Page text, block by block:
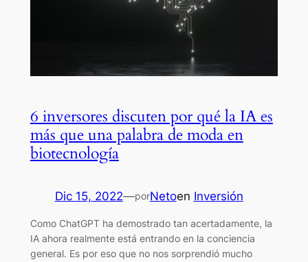
6 inversores discuten por qué la IA es
más que una palabra de moda en
biotecnología
Dic 15, 2022—porNetoen Inversión
Como ChatGPT ha demostrado tan acertadamente, la
IA ahora realmente está entrando en la conciencia
general. Es por eso que no nos sorprendió mucho